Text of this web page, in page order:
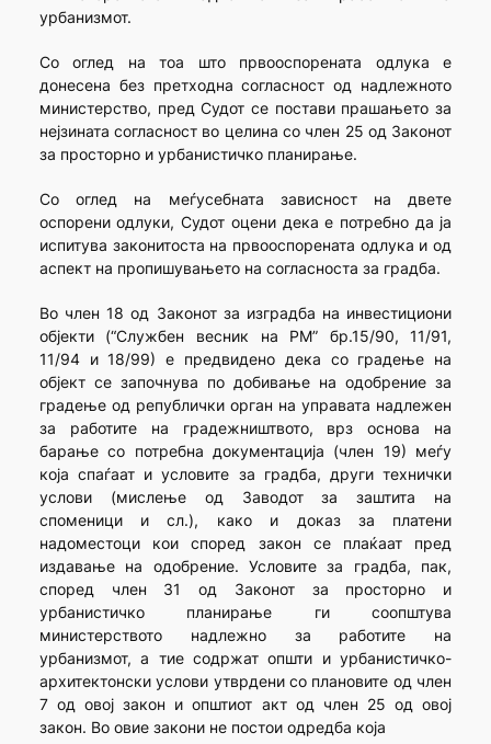
урбанизмот.
Со оглед на тоа што првооспорената одлука е
донесена без претходна согласност од надлежното
министерство, пред Судот се постави прашањето за
нејзината согласност во целина со член 25 од Законот
за просторно и урбанистичко планирање.
Со оглед на меѓусебната зависност на двете
оспорени одлуки, Судот оцени дека е потребно да ја
испитува законитоста на првооспорената одлука и од
аспект на пропишувањето на согласноста за градба.
Во член 18 од Законот за изградба на инвестициони
објекти (“Службен весник на РМ” бр.15/90, 11/91,
11/94 и 18/99) е предвидено дека со градење на
објект се започнува по добивање на одобрение за
градење од републички орган на управата надлежен
за работите на градежништвото, врз основа на
барање со потребна документација (член 19) меѓу
која спаѓаат и условите за градба, други технички
услови (мислење од Заводот за заштита на
споменици и сл.), како и доказ за платени
надоместоци кои според закон се плаќаат пред
издавање на одобрение. Условите за градба, пак,
според член 31 од Законот за просторно и
урбанистичко планирање ги соопштува
министерството надлежно за работите на
урбанизмот, а тие содржат општи и урбанистичко-
архитектонски услови утврдени со плановите од член
7 од овој закон и општиот акт од член 25 од овој
закон. Во овие закони не постои одредба која